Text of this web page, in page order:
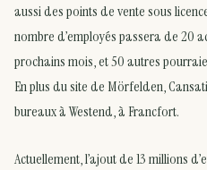
aussi des points de vente sous
nombre d’employés passera de 20
prochains mois, et 50 autres
En plus du site de Mörfelden,
bureaux à Westend, à Francfort.
Actuellement, l’ajout de 13 millions